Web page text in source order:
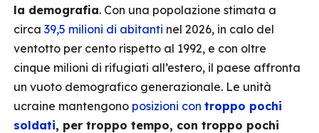
la demografia. Con una popolazione stimata a
circa 39,5 milioni di abitanti nel 2026, in calo del
ventotto per cento rispetto al 1992, e con oltre
cinque milioni di rifugiati all’estero, il paese affronta
un vuoto demografico generazionale. Le unità
ucraine mantengono posizioni con troppo pochi
soldati, per troppo tempo, con troppo pochi